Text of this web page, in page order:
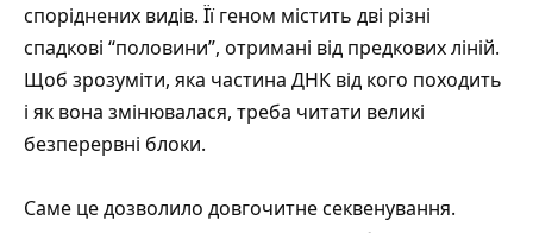
споріднених видів. Її геном містить дві різні
спадкові “половини”, отримані від предкових ліній.
Щоб зрозуміти, яка частина ДНК від кого походить
і як вона змінювалася, треба читати великі
безперервні блоки.
Саме це дозволило довгочитне секвенування.